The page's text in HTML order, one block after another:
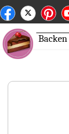
Backen